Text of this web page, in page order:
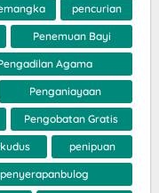
pencurian
Penemuan Bayi
Agama
Penganiayaan
Pengobatan Gratis
penipuan
penyerapanbulog